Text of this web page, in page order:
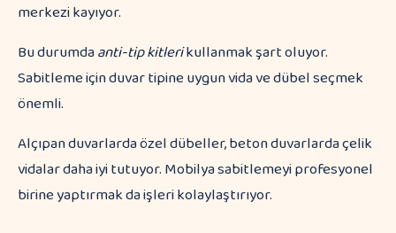
merkezi kayıyor.
Bu durumdaanti-tip kitlerikullanmak şart oluyor.
Sabitleme için duvar tipine uygun vida ve dübel seçmek
önemli.
Alçıpan duvarlarda özel dübeller, beton duvarlarda çelik
vidalar daha iyi tutuyor. Mobilya sabitlemeyi profesyonel
birine yaptırmak da işleri kolaylaştırıyor.